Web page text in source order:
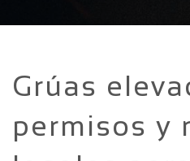
Grúas
permisos y